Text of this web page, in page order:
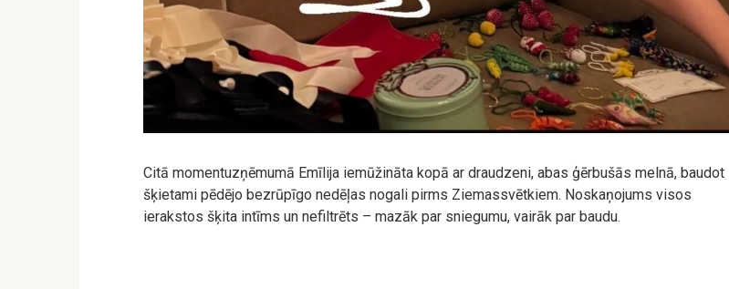
Citā momentuzņēmumā Emīlija iemūžināta kopā ar draudzeni, abas ģērbušās melnā, baudot
šķietami pēdējo bezrūpīgo nedēļas nogali pirms Ziemassvētkiem. Noskaņojums visos
ierakstos šķita intīms un nefiltrēts – mazāk par sniegumu, vairāk par baudu.